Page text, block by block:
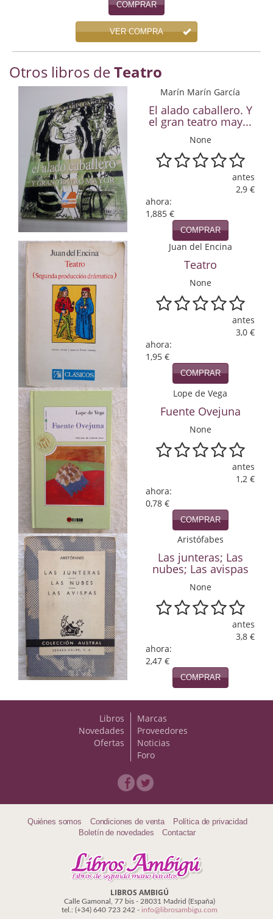
Discos deVinilo. LP
Economía
Enciclopedias
Ensayo
Ensayo literario
Filosofía
Física y química
Guerra Civil Española
Infantil y juvenil. Nuevo!!
Infantil y juvenil. Nuevo!!!
Informática
Literatura fantástica
Literatura hispanoamericana
Local
Mafia y espionaje
Matemáticas
Medicina
Música
Naturaleza
Novela Extranjera
Papás, Mamás, bebés...
Papás, Mamás, Bebés...
Papás, Mamás, Bebés…
COMPRAR
VER COMPRA
Otros libros deTeatro
Marín Marín García
El alado caballero. Y
el gran teatro may...
None
antes
2,9 €
ahora:
1,885 €
COMPRAR
Juan del Encina
Teatro
None
antes
3,0 €
ahora:
1,95 €
COMPRAR
Lope de Vega
Fuente Ovejuna
None
antes
1,2 €
ahora:
0,78 €
COMPRAR
Aristófabes
Las junteras; Las
nubes; Las avispas
None
antes
3,8 €
ahora:
2,47 €
COMPRAR
Libros
Novedades
Ofertas
Marcas
Proveedores
Noticias
Foro
Quiénes somos Condiciones de venta
Política de privacidad
Boletín de novedades
Contactar
LIBROS AMBIGÚ
Calle Gamonal, 77 bis - 28031 Madrid (España)
tel.: (+34) 640 723 242 - info@librosambigu.com